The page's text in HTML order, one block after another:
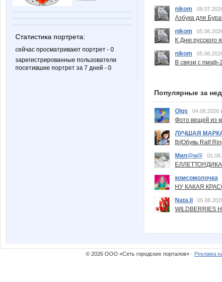
Статистика портрета:
сейчас просматривают портрет - 0
зарегистрированные пользователи
посетившие портрет за 7 дней - 0
nikom
Азбука для
nikom
К Дню русского
nikom
В связи с пмэф-
Популярные за
Olgs 04.08.2026
Фото вещей из
ЛУЧШАЯ
[b]Обувь Ralf
Мил@н@
комсомолочка
НУ КАКАЯ
Nata.li
© 2026 ООО «Сеть городских порталов» · Реклама